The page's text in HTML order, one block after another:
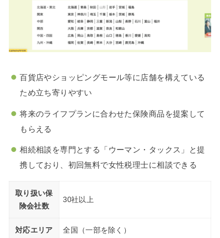
百貨店やショッピングモール等に店舗を構えている
ため立ち寄りやすい
将来のライフプランに合わせた保険商品を提案して
もらえる
相続相談を専門とする「ウーマン・タックス」と提
携しており、初回無料で女性税理士に相談できる
取り扱い保
険会社数
30社以上
対応エリア 全国（一部を除く）